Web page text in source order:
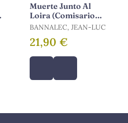
Muerte Junto Al
Loira (Comisario
Dupin 12)
BANNALEC, JEAN-LUC
21,90 €